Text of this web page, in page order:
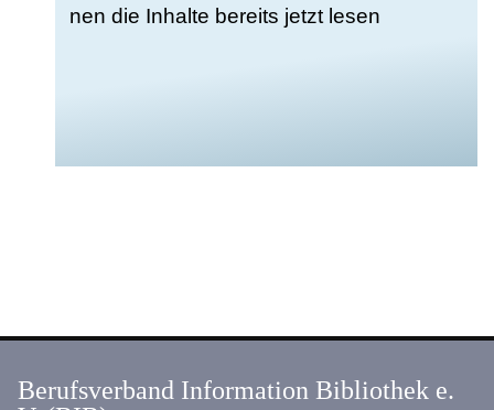
nen die In­hal­te be­reits jetzt le­sen
Berufsverband Information Bibliothek e.